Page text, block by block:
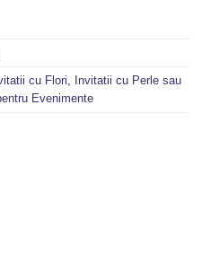
cu Flori, Invitatii cu Perle sau
Evenimente